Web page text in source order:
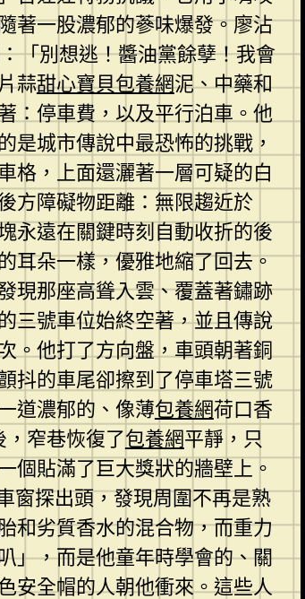
著一股濃郁的蔘味爆發。廖沾
「別想逃！醬油黨餘孽！我會
蒜甜心寶貝包養網泥、中藥和
：停車費，以及平行泊車。他
城市傳說中最恐怖的挑戰，
格，上面還灑著一層可疑的白
方障礙物距離：無限趨近於
永遠在關鍵時刻自動收折的後
耳朵一樣，優雅地縮了回去。
現那座高聳入雲、覆蓋著鏽跡
三號車位始終空著，並且傳說
。他打了方向盤，車頭朝著銅
抖的車尾卻擦到了停車塔三號
道濃郁的、像薄包養網荷口香
窄巷恢復了包養網平靜，只
個貼滿了巨大獎狀的牆壁上。
窗探出頭，發現周圍不再是熟
和劣質香水的混合物，而重力
」，而是他童年時學會的、關
安全帽的人朝他衝來。這些人